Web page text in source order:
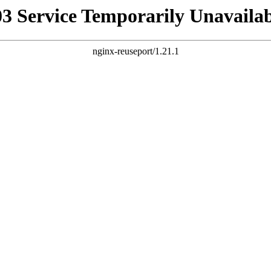
Service Temporarily
nginx-reuseport/1.21.1